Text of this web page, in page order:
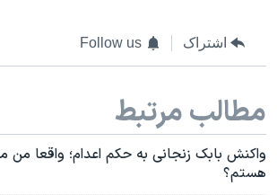
اشتراک Follow us
مطالب مرتبط
واکنش بابک زنجانی به حکم اعدام؛ واقعا
هستم؟